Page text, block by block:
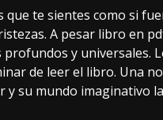
te sientes como si
A pesar libro en
y universales.
de leer el libro. Una
y su mundo imaginativo